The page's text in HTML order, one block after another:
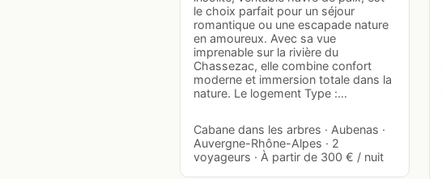
le choix parfait pour un séjour
romantique ou une escapade nature
en amoureux. Avec sa vue
imprenable sur la rivière du
Chassezac, elle combine confort
moderne et immersion totale dans la
nature. Le logement Type :…
Cabane dans les arbres · Aubenas ·
Auvergne-Rhône-Alpes · 2
voyageurs · À partir de 300 € / nuit